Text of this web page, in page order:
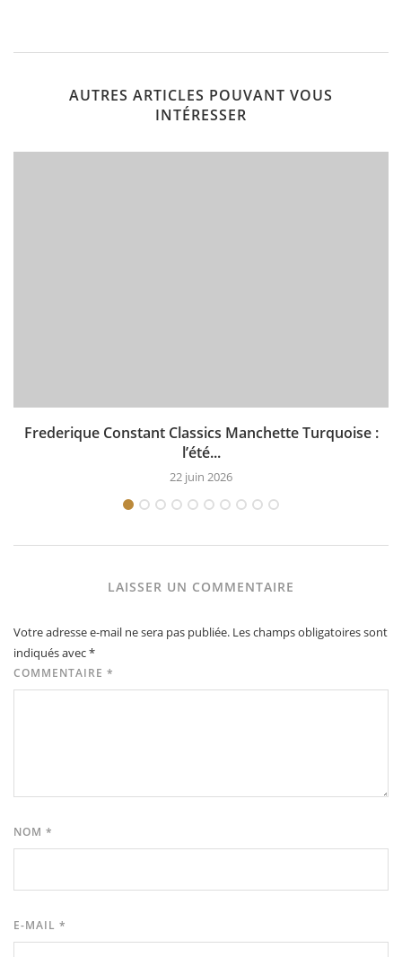
AUTRES ARTICLES POUVANT VOUS
INTÉRESSER
Frederique Constant Classics Manchette Turquoise :
l’été...
22 juin 2026
LAISSER UN COMMENTAIRE
Votre adresse e-mail ne sera pas publiée. Les champs obligatoires sont
indiqués avec*
COMMENTAIRE *
NOM *
E-MAIL *